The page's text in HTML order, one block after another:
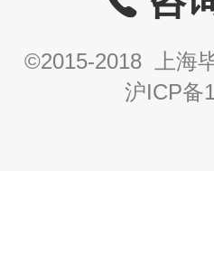
©2015-2018 上海
沪ICP备